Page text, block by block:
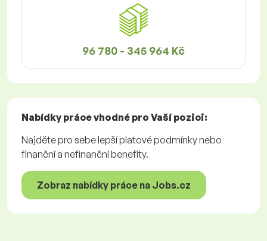
96 780 - 345 964 Kč
Nabídky prácevhodné pro Vaší pozici:
Najděte pro sebe lepší platové podmínky nebo
finanční a nefinanční benefity.
Zobraz nabídky práce na Jobs.cz